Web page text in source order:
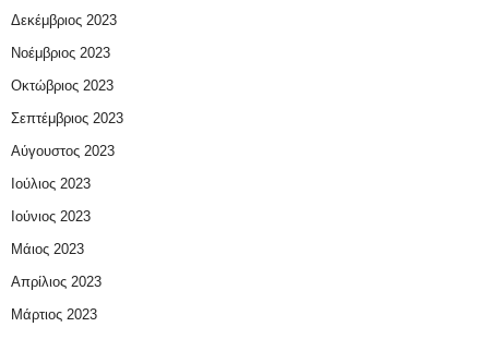
Δεκέμβριος 2023
Νοέμβριος 2023
Οκτώβριος 2023
Σεπτέμβριος 2023
Αύγουστος 2023
Ιούλιος 2023
Ιούνιος 2023
Μάιος 2023
Απρίλιος 2023
Μάρτιος 2023